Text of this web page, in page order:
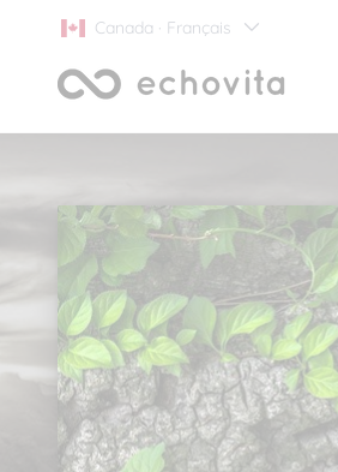
Canada · Français